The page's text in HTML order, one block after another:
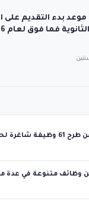
موعد بدء التقديم على
فما فوق لعام 1446هـ
شركة نيوم تعلن عن طرح 61
وظائف متنوعة في عدة